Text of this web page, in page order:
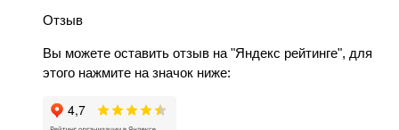
Отзыв
Вы можете оставить отзыв на "Яндекс рейтинге", для
этого нажмите на значок ниже: